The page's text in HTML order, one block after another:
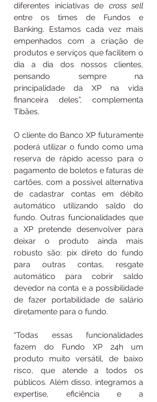
diferentes iniciativas de cross sell
entre os times de Fundos e
Banking. Estamos cada vez mais
empenhados com a criação de
produtos e serviços que facilitem o
dia a dia dos nossos clientes,
pensando sempre na
principalidade da XP na vida
financeira deles”, complementa
Tibães.
O cliente do Banco XP futuramente
poderá utilizar o fundo como uma
reserva de rápido acesso para o
pagamento de boletos e faturas de
cartões, com a possível alternativa
de cadastrar contas em débito
automático utilizando saldo do
fundo. Outras funcionalidades que
a XP pretende desenvolver para
deixar o produto ainda mais
robusto são: pix direto do fundo
para outras contas, resgate
automático para cobrir saldo
devedor na conta e a possibilidade
de fazer portabilidade de salário
diretamente para o fundo.
“Todas essas funcionalidades
fazem do Fundo XP 24h um
produto muito versátil, de baixo
risco, que atende a todos os
públicos. Além disso, integramos a
expertise, eficiência e a